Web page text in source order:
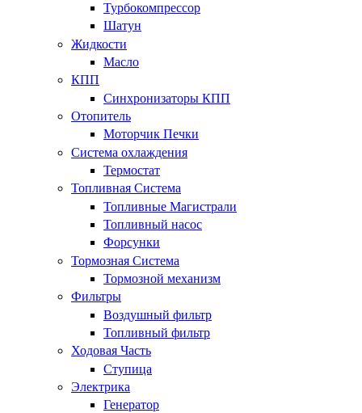
Турбокомпрессор
Шатун
Жидкости
Масло
КПП
Синхронизаторы КПП
Отопитель
Моторчик Печки
Система охлаждения
Термостат
Топливная Система
Топливные Магистрали
Топливный насос
Форсунки
Тормозная Система
Тормозной механизм
Фильтры
Воздушный фильтр
Топливный фильтр
Ходовая Часть
Ступица
Электрика
Генератор